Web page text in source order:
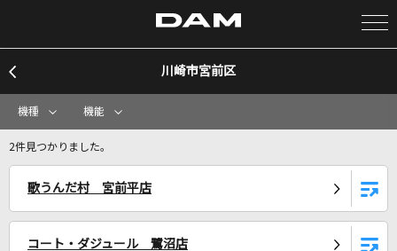
カラオケ検索
川崎市宮前区
機種 機能
2件見つかりました。
歌うんだ村 宮前平店
コート・ダジュール 鷺沼店